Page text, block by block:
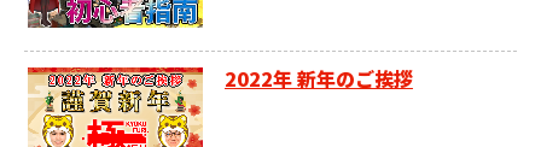
2022年 新年のご挨拶